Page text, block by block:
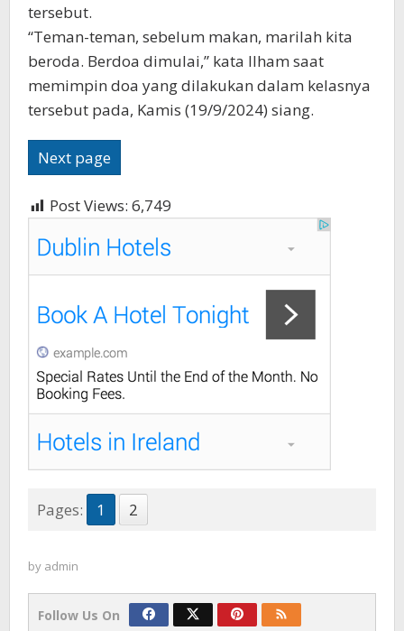
tersebut.
“Teman-teman, sebelum makan, marilah kita
beroda. Berdoa dimulai,” kata Ilham saat
memimpin doa yang dilakukan dalam kelasnya
tersebut pada, Kamis (19/9/2024) siang.
Next page
Post Views: 6,749
Pages: 1 2
by admin
Follow Us On